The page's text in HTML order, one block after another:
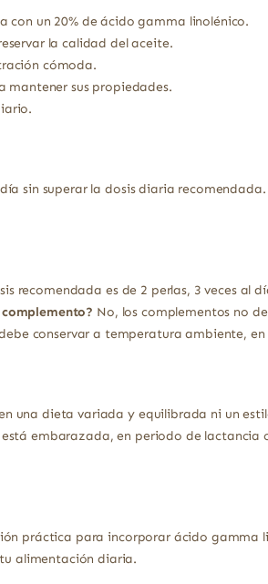
con un 20% de ácido gamma linolénico.
la calidad del aceite.
cómoda.
mantener sus propiedades.
sin superar la dosis diaria
recomendada es de 2 perlas, 3 veces al
No, los complementos no
conservar a temperatura ambiente,
una dieta variada y equilibrada ni un
embarazada, en periodo de
práctica para incorporar ácido gamma
alimentación diaria.